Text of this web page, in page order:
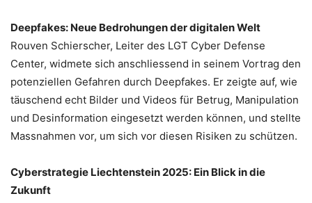
Deepfakes: Neue Bedrohungen der digitalen Welt
Rouven Schierscher, Leiter des LGT Cyber Defense
Center, widmete sich anschliessend in seinem Vortrag den
potenziellen Gefahren durch Deepfakes. Er zeigte auf, wie
täuschend echt Bilder und Videos für Betrug, Manipulation
und Desinformation eingesetzt werden können, und stellte
Massnahmen vor, um sich vor diesen Risiken zu schützen.
Cyberstrategie Liechtenstein 2025: Ein Blick in die
Zukunft